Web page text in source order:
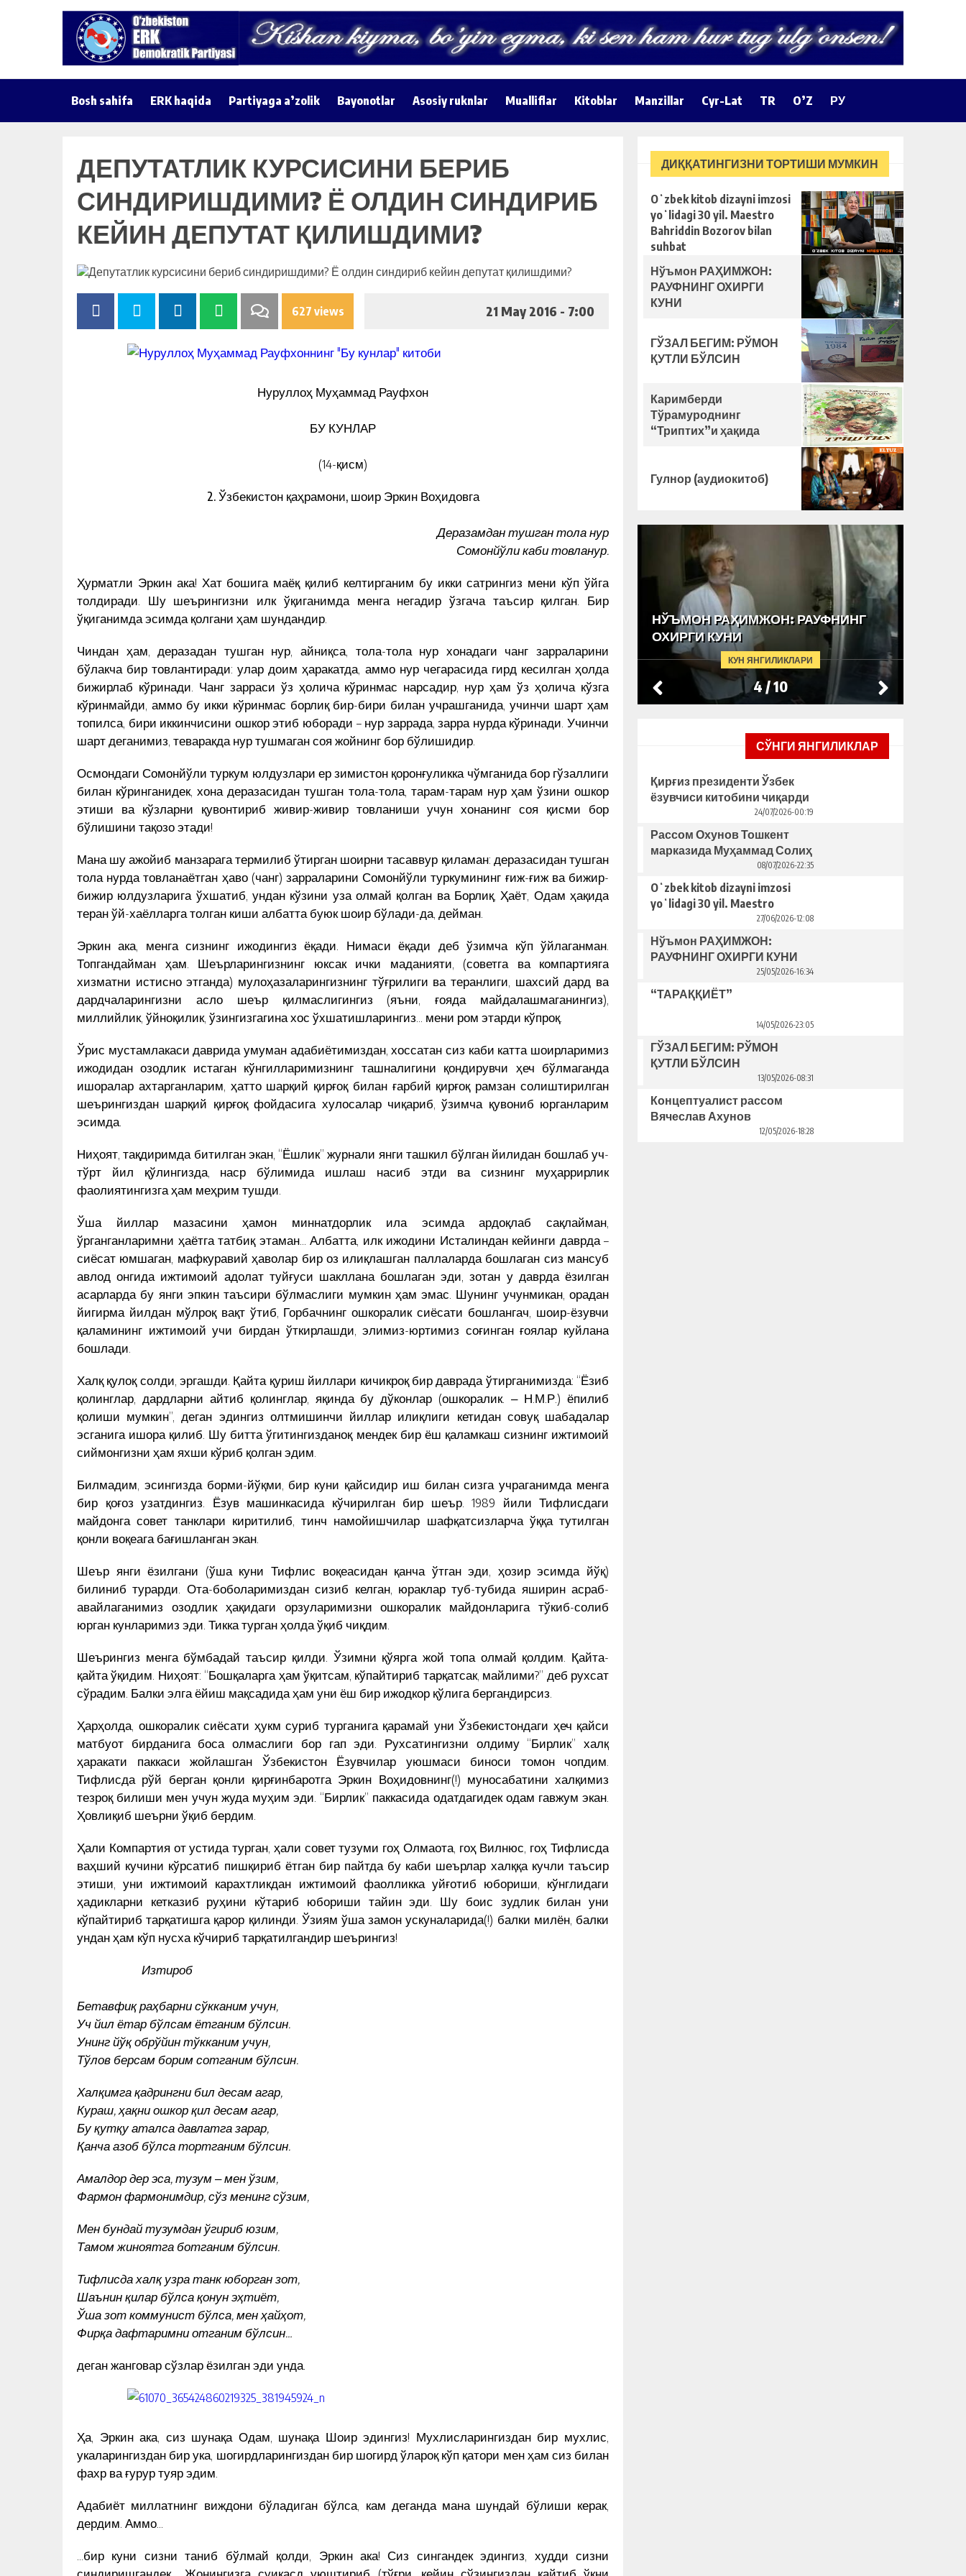
Bosh sahifa ERK haqida Partiyaga a’zolik Bayonotlar Asosiy ruknlar Mualliflar Kitoblar Manzillar Cyr-Lat TR O’Z РУ
ДЕПУТАТЛИК КУРСИСИНИ БЕРИБ
СИНДИРИШДИМИ? Ё ОЛДИН СИНДИРИБ
КЕЙИН ДЕПУТАТ ҚИЛИШДИМИ?
627 views 21 May 2016 - 7:00
Нуруллоҳ Муҳаммад Рауфхон
БУ КУНЛАР
(14-қисм)
2. Ўзбекистон қаҳрамони, шоир Эркин Воҳидовга
Деразамдан тушган тола нур
Сомонйўли каби товланур.
Ҳурматли Эркин ака! Хат бошига маёқ қилиб келтирганим бу икки сатрингиз мени кўп ўйга
толдиради. Шу шеърингизни илк ўқиганимда менга негадир ўзгача таъсир қилган. Бир
ўқиганимда эсимда қолгани ҳам шундандир.
Чиндан ҳам, деразадан тушган нур, айниқса, тола-тола нур хонадаги чанг зарраларини
бўлакча бир товлантиради: улар доим ҳаракатда, аммо нур чегарасида гирд кесилган ҳолда
бижирлаб кўринади. Чанг зарраси ўз ҳолича кўринмас нарсадир, нур ҳам ўз ҳолича кўзга
кўринмайди, аммо бу икки кўринмас борлиқ бир-бири билан учрашганида, учинчи шарт ҳам
топилса, бири иккинчисини ошкор этиб юборади – нур заррада, зарра нурда кўринади. Учинчи
шарт деганимиз, теваракда нур тушмаган соя жойнинг бор бўлишидир.
Осмондаги Сомонйўли туркум юлдузлари ер зимистон қоронғуликка чўмганида бор гўзаллиги
билан кўринганидек, хона деразасидан тушган тола-тола, тарам-тарам нур ҳам ўзини ошкор
этиши ва кўзларни қувонтириб живир-живир товланиши учун хонанинг соя қисми бор
бўлишини тақозо этади!
Мана шу ажойиб манзарага термилиб ўтирган шоирни тасаввур қиламан: деразасидан тушган
тола нурда товланаётган ҳаво (чанг) зарраларини Сомонйўли туркумининг ғиж-ғиж ва бижир-
бижир юлдузларига ўхшатиб, ундан кўзини уза олмай қолган ва Борлиқ, Ҳаёт, Одам ҳақида
теран ўй-хаёлларга толган киши албатта буюк шоир бўлади-да, дейман.
Эркин ака, менга сизнинг ижодингиз ёқади. Нимаси ёқади деб ўзимча кўп ўйлаганман.
Топгандайман ҳам. Шеърларингизнинг юксак ички маданияти, (советга ва компартияга
хизматни истисно этганда) мулоҳазаларингизнинг тўғрилиги ва теранлиги, шахсий дард ва
дардчаларингизни асло шеър қилмаслигингиз (яъни, ғояда майдалашмаганингиз),
миллийлик, ўйноқилик, ўзингизгагина хос ўхшатишларингиз… мени ром этарди кўпроқ.
Ўрис мустамлакаси даврида умуман адабиётимиздан, хоссатан сиз каби катта шоирларимиз
ижодидан озодлик истаган кўнгилларимизнинг ташналигини қондирувчи ҳеч бўлмаганда
ишоралар ахтарганларим, ҳатто шарқий қирғоқ билан ғарбий қирғоқ рамзан солиштирилган
шеърингиздан шарқий қирғоқ фойдасига хулосалар чиқариб, ўзимча қувониб юрганларим
эсимда.
Ниҳоят, тақдиримда битилган экан, “Ёшлик” журнали янги ташкил бўлган йилидан бошлаб уч-
тўрт йил қўлингизда, наср бўлимида ишлаш насиб этди ва сизнинг муҳаррирлик
фаолиятингизга ҳам меҳрим тушди.
Ўша йиллар мазасини ҳамон миннатдорлик ила эсимда ардоқлаб сақлайман,
ўрганганларимни ҳаётга татбиқ этаман… Албатта, илк ижодини Исталиндан кейинги даврда –
сиёсат юмшаган, мафкуравий ҳаволар бир оз илиқлашган паллаларда бошлаган сиз мансуб
авлод онгида ижтимоий адолат туйғуси шакллана бошлаган эди, зотан у даврда ёзилган
асарларда бу янги эпкин таъсири бўлмаслиги мумкин ҳам эмас. Шунинг учунмикан, орадан
йигирма йилдан мўлроқ вақт ўтиб, Горбачнинг ошкоралик сиёсати бошлангач, шоир-ёзувчи
қаламининг ижтимоий учи бирдан ўткирлашди, элимиз-юртимиз соғинган ғоялар куйлана
бошлади.
Халқ қулоқ солди, эргашди. Қайта қуриш йиллари кичикроқ бир даврада ўтирганимизда: “Ёзиб
қолинглар, дардларни айтиб қолинглар, яқинда бу дўконлар (ошкоралик. ‒ Н.М.Р.) ёпилиб
қолиши мумкин”, деган эдингиз олтмишинчи йиллар илиқлиги кетидан совуқ шабадалар
эсганига ишора қилиб. Шу битта ўгитингизданоқ мендек бир ёш қаламкаш сизнинг ижтимоий
сиймонгизни ҳам яхши кўриб қолган эдим.
Билмадим, эсингизда борми-йўқми, бир куни қайсидир иш билан сизга учраганимда менга
бир қоғоз узатдингиз. Ёзув машинкасида кўчирилган бир шеър. 1989 йили Тифлисдаги
майдонга совет танклари киритилиб, тинч намойишчилар шафқатсизларча ўққа тутилган
қонли воқеага бағишланган экан.
Шеър янги ёзилгани (ўша куни Тифлис воқеасидан қанча ўтган эди, ҳозир эсимда йўқ)
билиниб турарди. Ота-боболаримиздан сизиб келган, юраклар туб-тубида яширин асраб-
авайлаганимиз озодлик ҳақидаги орзуларимизни ошкоралик майдонларига тўкиб-солиб
юрган кунларимиз эди. Тикка турган ҳолда ўқиб чиқдим.
Шеърингиз менга бўмбадай таъсир қилди. Ўзимни қўярга жой топа олмай қолдим. Қайта-
қайта ўқидим. Ниҳоят: “Бошқаларга ҳам ўқитсам, кўпайтириб тарқатсак, майлими?” деб рухсат
сўрадим. Балки элга ёйиш мақсадида ҳам уни ёш бир ижодкор қўлига бергандирсиз.
Ҳарҳолда, ошкоралик сиёсати ҳукм суриб турганига қарамай уни Ўзбекистондаги ҳеч қайси
матбуот бирданига боса олмаслиги бор гап эди. Рухсатингизни олдиму “Бирлик” халқ
ҳаракати паккаси жойлашган Ўзбекистон Ёзувчилар уюшмаси биноси томон чопдим.
Тифлисда рўй берган қонли қирғинбаротга Эркин Воҳидовнинг(!) муносабатини халқимиз
тезроқ билиши мен учун жуда муҳим эди. “Бирлик” паккасида одатдагидек одам гавжум экан.
Ҳовлиқиб шеърни ўқиб бердим.
Ҳали Компартия от устида турган, ҳали совет тузуми гоҳ Олмаота, гоҳ Вилнюс, гоҳ Тифлисда
ваҳший кучини кўрсатиб пишқириб ётган бир пайтда бу каби шеърлар халққа кучли таъсир
этиши, уни ижтимоий карахтликдан ижтимоий фаолликка уйғотиб юбориши, кўнглидаги
ҳадикларни кетказиб руҳини кўтариб юбориши тайин эди. Шу боис зудлик билан уни
кўпайтириб тарқатишга қарор қилинди. Ўзиям ўша замон ускуналарида(!) балки милён, балки
ундан ҳам кўп нусха кўчириб тарқатилгандир шеърингиз!
Изтироб
Бетавфиқ раҳбарни сўкканим учун,
Уч йил ётар бўлсам ётганим бўлсин.
Унинг йўқ обрўйин тўкканим учун,
Тўлов берсам борим сотганим бўлсин.
Халқимга қадрингни бил десам агар,
Кураш, ҳақни ошкор қил десам агар,
Бу қутқу аталса давлатга зарар,
Қанча азоб бўлса тортганим бўлсин.
Амалдор дер эса, тузум ‒ мен ўзим,
Фармон фармонимдир, сўз менинг сўзим,
Мен бундай тузумдан ўгириб юзим,
Тамом жиноятга ботганим бўлсин.
Тифлисда халқ узра танк юборган зот,
Шаънин қилар бўлса қонун эҳтиёт,
Ўша зот коммунист бўлса, мен ҳайҳот,
Фирқа дафтаримни отганим бўлсин…
деган жанговар сўзлар ёзилган эди унда.
Ҳа, Эркин ака, сиз шунақа Одам, шунақа Шоир эдингиз! Мухлисларингиздан бир мухлис,
укаларингиздан бир ука, шогирдларингиздан бир шогирд ўлароқ кўп қатори мен ҳам сиз билан
фахр ва ғурур туяр эдим.
Адабиёт миллатнинг виждони бўладиган бўлса, кам деганда мана шундай бўлиши керак,
дердим. Аммо…
…бир куни сизни таниб бўлмай қолди, Эркин ака! Сиз сингандек эдингиз, худди сизни
синдиришгандек… Жонингизга суиқасд уюштириб (тўғри, кейин сўзингиздан қайтиб ўқни
ДИҚҚАТИНГИЗНИ ТОРТИШИ МУМКИН
Oʻzbek kitob dizayni imzosi
yoʻlidagi 30 yil. Maestro
Bahriddin Bozorov bilan
suhbat
Нўъмон РАҲИМЖОН:
РАУФНИНГ ОХИРГИ
КУНИ
ГЎЗАЛ БЕГИМ: РЎМОН
ҚУТЛИ БЎЛСИН
Каримберди
Тўрамуроднинг
“Триптих”и ҳақида
Гулнор (аудиокитоб)
КУН ЯНГИЛИКЛАРИ
РАССОМ ОХУНОВ ТОШКЕНТ
ЯCАГАН ҲАЙКАЛНИ ЎРНАТИШНИ
ТАКЛИФ ҚИЛДИ
КУН ЯНГИЛИКЛАРИ
BAHRIDDIN BOZOROV BILAN SUHBAT
КУН ЯНГИЛИКЛАРИ
НЎЪМОН РАҲИМЖОН: РАУФНИНГ
ОХИРГИ КУНИ
4/10
СЎНГИ ЯНГИЛИКЛАР
Қирғиз президенти Ўзбек
ёзувчиси китобини чиқарди
– бунинг ортида қандай
сабаблар турибди?
24/07/2026-00:19
Рассом Охунов Тошкент
марказида Муҳаммад Солиҳ
яcаган ҳайкални ўрнатишни
таклиф қилди
08/07/2026-22:35
Oʻzbek kitob dizayni imzosi
yoʻlidagi 30 yil. Maestro
Bahriddin Bozorov bilan suhbat
27/06/2026-12:08
Нўъмон РАҲИМЖОН:
РАУФНИНГ ОХИРГИ КУНИ
25/05/2026-16:34
“ТАРАҚҚИЁТ”
14/05/2026-23:05
ГЎЗАЛ БЕГИМ: РЎМОН
ҚУТЛИ БЎЛСИН
13/05/2026-08:31
Концептуалист рассом
Вячеслав Ахунов
Венецияда ўз кўргазмасини
12/05/2026-18:28